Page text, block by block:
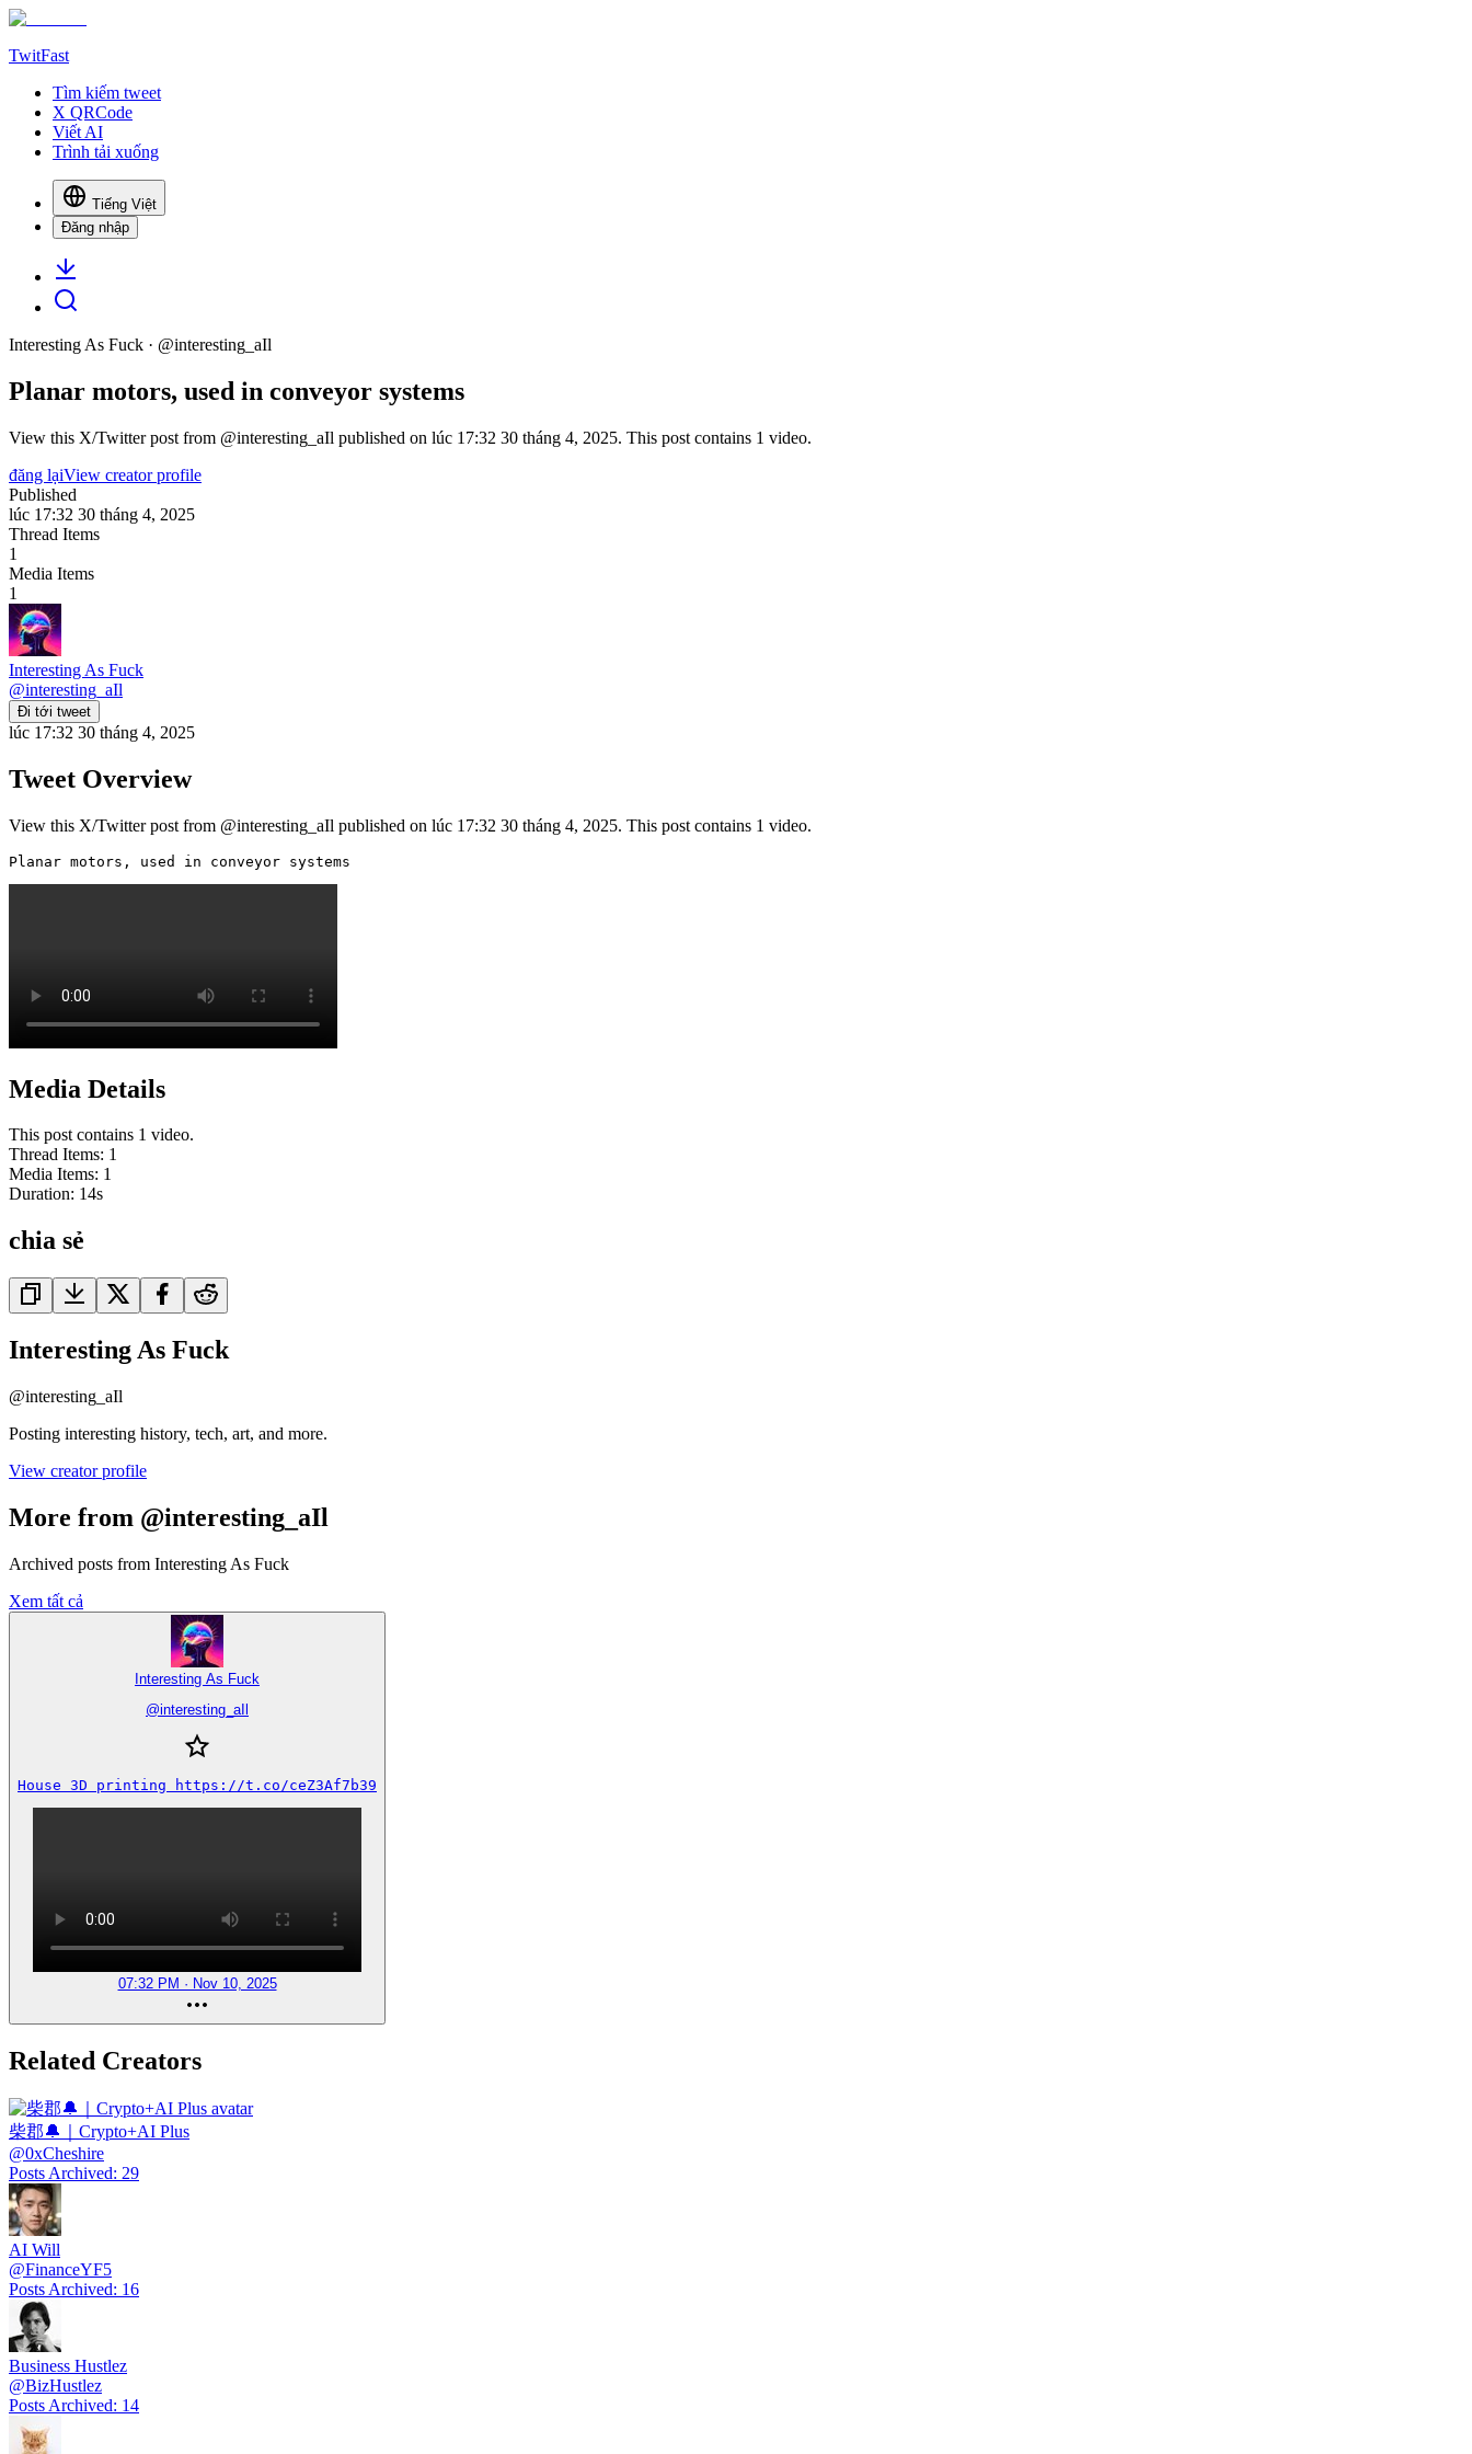
TwitFast
Tìm kiếm tweet
X QRCode
Viết AI
Trình tải xuống
Tiếng Việt
Đăng nhập
Interesting As Fuck · @interesting_aIl
Planar motors, used in conveyor systems
View this X/Twitter post from @interesting_aIl published on lúc 17:32 30 tháng 4, 2025. This post contains 1 video.
đăng lạiView creator profile
Published
lúc 17:32 30 tháng 4, 2025
Thread Items
1
Media Items
1
Interesting As Fuck
@interesting_aIl
Đi tới tweet
lúc 17:32 30 tháng 4, 2025
Tweet Overview
View this X/Twitter post from @interesting_aIl published on lúc 17:32 30 tháng 4, 2025. This post contains 1 video.
Planar motors, used in conveyor systems
Media Details
This post contains 1 video.
Thread Items: 1
Media Items: 1
Duration: 14s
chia sẻ
Interesting As Fuck
@interesting_aIl
Posting interesting history, tech, art, and more.
View creator profile
More from @interesting_aIl
Archived posts from Interesting As Fuck
Xem tất cả
Interesting As Fuck
@interesting_aIl
House 3D printing https://t.co/ceZ3Af7b39
07:32 PM · Nov 10, 2025
Related Creators
柴郡🔔｜Crypto+AI Plus
@0xCheshire
Posts Archived: 29
AI Will
@FinanceYF5
Posts Archived: 16
Business Hustlez
@BizHustlez
Posts Archived: 14